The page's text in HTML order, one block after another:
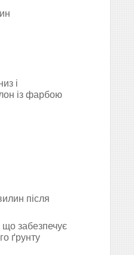
і
із фарбою
після
що забезпечує
ґрунту